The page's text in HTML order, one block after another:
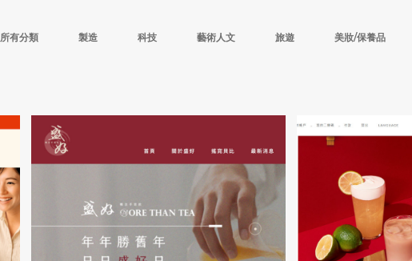
所有分類 製造 科技 藝術人文 旅遊 美妝/保養品